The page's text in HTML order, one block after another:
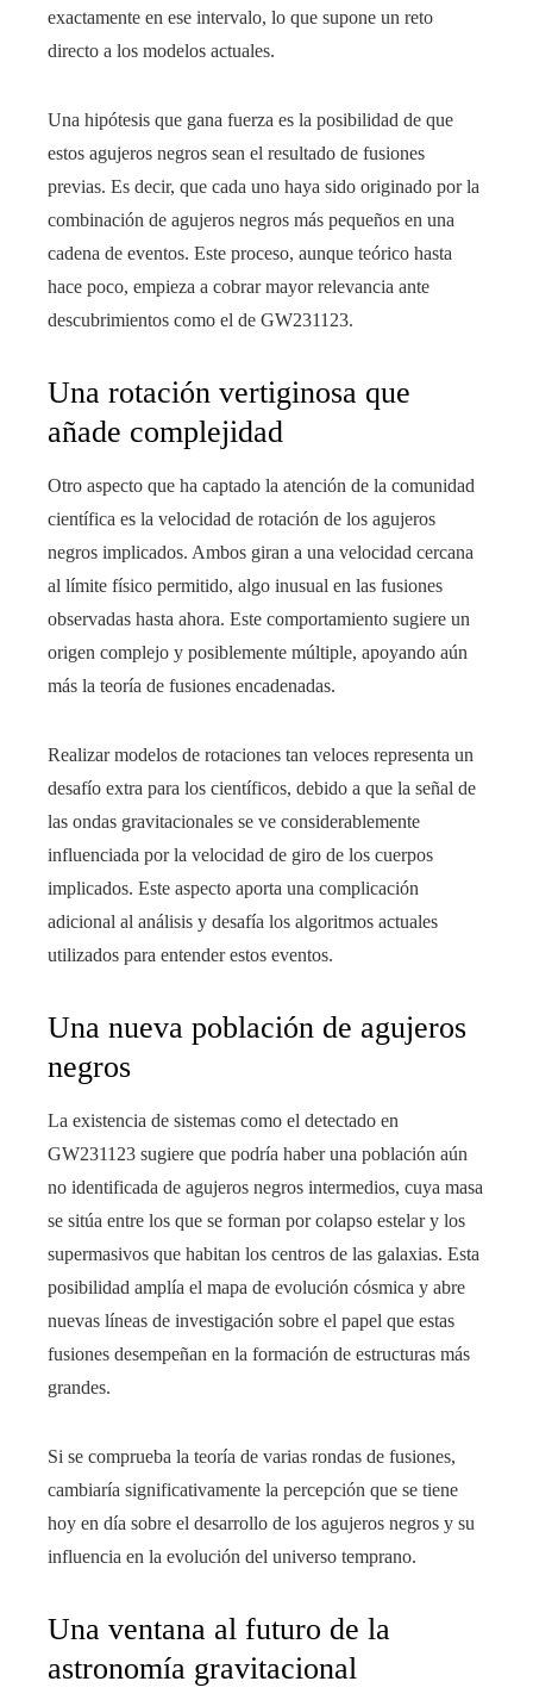
exactamente en ese intervalo, lo que supone un reto
directo a los modelos actuales.
Una hipótesis que gana fuerza es la posibilidad de que
estos agujeros negros sean el resultado de fusiones
previas. Es decir, que cada uno haya sido originado por la
combinación de agujeros negros más pequeños en una
cadena de eventos. Este proceso, aunque teórico hasta
hace poco, empieza a cobrar mayor relevancia ante
descubrimientos como el de GW231123.
Una rotación vertiginosa que
añade complejidad
Otro aspecto que ha captado la atención de la comunidad
científica es la velocidad de rotación de los agujeros
negros implicados. Ambos giran a una velocidad cercana
al límite físico permitido, algo inusual en las fusiones
observadas hasta ahora. Este comportamiento sugiere un
origen complejo y posiblemente múltiple, apoyando aún
más la teoría de fusiones encadenadas.
Realizar modelos de rotaciones tan veloces representa un
desafío extra para los científicos, debido a que la señal de
las ondas gravitacionales se ve considerablemente
influenciada por la velocidad de giro de los cuerpos
implicados. Este aspecto aporta una complicación
adicional al análisis y desafía los algoritmos actuales
utilizados para entender estos eventos.
Una nueva población de agujeros
negros
La existencia de sistemas como el detectado en
GW231123 sugiere que podría haber una población aún
no identificada de agujeros negros intermedios, cuya masa
se sitúa entre los que se forman por colapso estelar y los
supermasivos que habitan los centros de las galaxias. Esta
posibilidad amplía el mapa de evolución cósmica y abre
nuevas líneas de investigación sobre el papel que estas
fusiones desempeñan en la formación de estructuras más
grandes.
Si se comprueba la teoría de varias rondas de fusiones,
cambiaría significativamente la percepción que se tiene
hoy en día sobre el desarrollo de los agujeros negros y su
influencia en la evolución del universo temprano.
Una ventana al futuro de la
astronomía gravitacional